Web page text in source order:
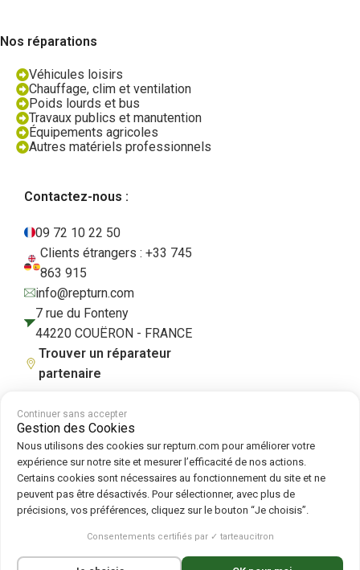
Nos réparations
Véhicules loisirs
Chauffage, clim et ventilation
Poids lourds et bus
Travaux publics et manutention
Équipements agricoles
Autres matériels professionnels
Contactez-nous :
09 72 10 22 50
Clients étrangers : +33 745
863 915
info@repturn.com
7 rue du Fonteny
44220 COUËRON - FRANCE
Trouver un réparateur
partenaire
CGV| Mentions légales Politique de confidentialité |Cookies
de cookies
Suivez-nous sur :
Repturn 2026
Continuer sans accepter
Gestion des Cookies
Nous utilisons des cookies sur repturn.com pour améliorer votre
expérience sur notre site et mesurer l’efficacité de nos actions.
Certains cookies sont nécessaires au fonctionnement du site et ne
peuvent pas être désactivés. Pour sélectionner, avec plus de
précisions, vos préférences, cliquez sur le bouton “Je choisis”.
Consentements certifiés par ✓ tarteaucitron
Français English(Anglais